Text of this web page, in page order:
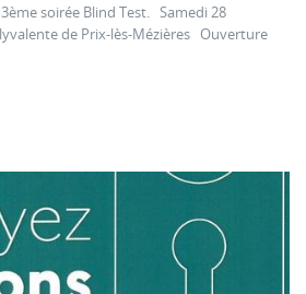
soirée Blind Test. Samedi 28
de Prix-lès-Mézières Ouverture